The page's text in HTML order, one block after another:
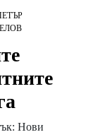
Нови